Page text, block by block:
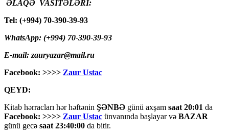
ƏLAQƏ VASİTƏLƏRİ:
Tel: (+994) 70-390-39-93
WhatsApp: (+994) 70-390-39-93
E-mail: zauryazar@mail.ru
Facebook: >>>> Zaur Ustac
QEYD:
Kitab hərracları hər həftənin ŞƏNBƏ günü axşam saat 20:01 da
Facebook: >>>> Zaur Ustac ünvanında başlayar və BAZAR
günü gecə saat 23:40:00 da bitir.